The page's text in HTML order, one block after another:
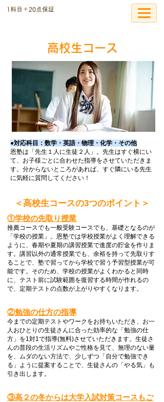
​1科目＋20点保証
高校生コース
●対応科目：数学・英語・物理・化学・その他
恩塾は「先生１人に生徒２人」。先生はすぐ横にい
て、お子様ごとに合わせた指導をさせていただきま
す。分からないところがあれば、すぐ隣にいる先生
に気軽に質問してください！
＜高校生コースの3つのポイント＞
①学校の先取り授業
推薦コースでも一般受験コースでも、基礎となるのが
「学校の授業」。恩塾では学校授業がよく理解できる
ように、春期や夏期の講習授業で進度の貯金を作りま
す。講習以外の通常授業でも、余裕を持って先取りす
ることで、塾で習ってから学校で習う予習型授業が可
能です。そのため、学校の授業がよくわかると同時
に、テスト前に試験範囲を復習する時間が作れるの
で、定期テストの点数が上がりやすくなります。
②勉強の仕方の指導
今までの定期テストやワークをお持ちいただき、お一
人おひとりの生徒さんに合った効率的な「勉強の仕
方」を1対1で指導(無料)させていただきます。生徒さ
んの普段の生活リズムやご性格を見て、無理のない量
を、ムダのない方法で、少しずつ「自分で勉強でき
る」ように提案することで、生徒さんの「やる気」も
引き出します。
③高２の冬からは大学入試対策コースもご